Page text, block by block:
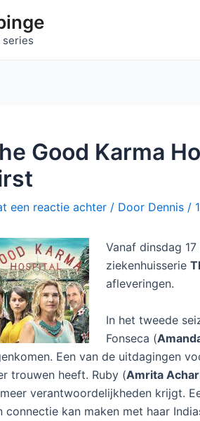
series
Good Karma
een reactie achter / Door Dennis /
Vanaf dinsdag
ziekenhuisserie
afleveringen.
In het tweede
Fonseca (
Een van de uitdagingen
trouwen heeft. Ruby (Amrita
verantwoordelijkheden krijgt.
connectie kan maken met haar